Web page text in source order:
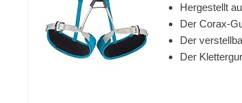
Hergestellt
Der Corax-
Der
Der